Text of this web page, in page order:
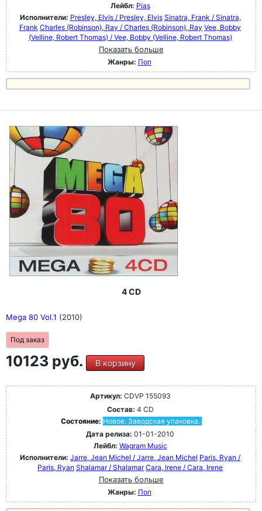
Лейбл: Pias
Исполнители: Presley, Elvis / Presley, Elvis Sinatra, Frank / Sinatra,
Frank Charles (Robinson), Ray / Charles (Robinson), Ray Vee, Bobby
(Velline, Robert Thomas) / Vee, Bobby (Velline, Robert Thomas)
Показать больше
Жанры: Поп
4 CD
Mega 80 Vol.1 (2010)
Под заказ
10123 руб. В корзину
Артикул: CDVP 155093
Состав: 4 CD
Состояние: Новое. Заводская упаковка.
Дата релиза: 01-01-2010
Лейбл: Wagram Music
Исполнители: Jarre, Jean Michel / Jarre, Jean Michel Paris, Ryan /
Paris, Ryan Shalamar / Shalamar Cara, Irene / Cara, Irene
Показать больше
Жанры: Поп